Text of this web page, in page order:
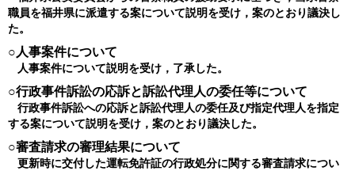
職員を福井県に派遣する案について説明を受け，案のとおり議決し
た。
○人事案件について
人事案件について説明を受け，了承した。
○行政事件訴訟の応訴と訴訟代理人の委任等について
行政事件訴訟への応訴と訴訟代理人の委任及び指定代理人を指定
する案について説明を受け，案のとおり議決した。
○審査請求の審理結果について
更新時に交付した運転免許証の行政処分に関する審査請求につい